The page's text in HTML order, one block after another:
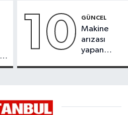
10 GÜNCEL
Makine
arızası
yapan